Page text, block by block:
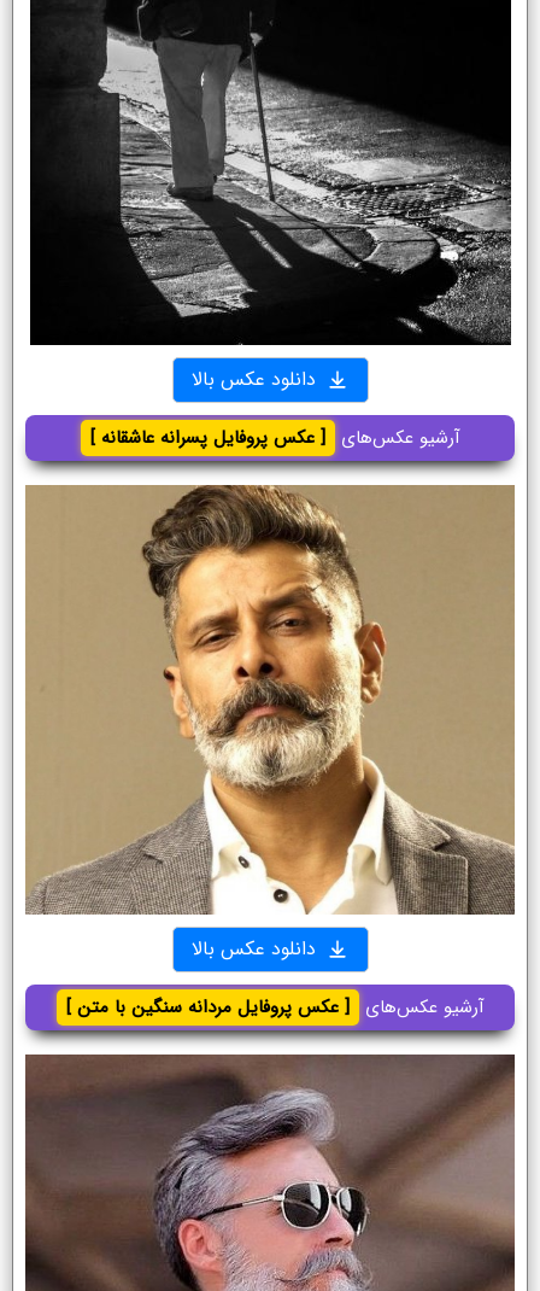
دانلود عکس بالا
آرشیو عکس‌های [ عکس پروفایل پسرانه عاشقانه ]
دانلود عکس بالا
آرشیو عکس‌های [ عکس پروفایل مردانه سنگین با متن ]